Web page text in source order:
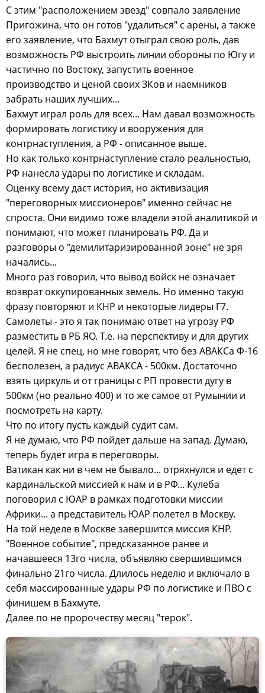
С этим "расположением звезд" совпало заявление
Пригожина, что он готов "удалиться" с арены, а также
его заявление, что Бахмут отыграл свою роль, дав
возможность РФ выстроить линии обороны по Югу и
частично по Востоку, запустить военное
производство и ценой своих ЗКов и наемников
забрать наших лучших...
Бахмут играл роль для всех... Нам давал возможность
формировать логистику и вооружения для
контрнаступления, а РФ - описанное выше.
Но как только контрнаступление стало реальностью,
РФ нанесла удары по логистике и складам.
Оценку всему даст история, но активизация
"переговорных миссионеров" именно сейчас не
спроста. Они видимо тоже владели этой аналитикой и
понимают, что может планировать РФ. Да и
разговоры о "демилитаризированной зоне" не зря
начались...
Много раз говорил, что вывод войск не означает
возврат оккупированных земель. Но именно такую
фразу повторяют и КНР и некоторые лидеры Г7.
Самолеты - это я так понимаю ответ на угрозу РФ
разместить в РБ ЯО. Т.е. на перспективу и для других
целей. Я не спец, но мне говорят, что без АВАКСа Ф-16
бесполезен, а радиус АВАКСА - 500км. Достаточно
взять циркуль и от границы с РП провести дугу в
500км (но реально 400) и то же самое от Румынии и
посмотреть на карту.
Что по итогу пусть каждый судит сам.
Я не думаю, что РФ пойдет дальше на запад. Думаю,
теперь будет игра в переговоры.
Ватикан как ни в чем не бывало... отряхнулся и едет с
кардинальской миссией к нам и в РФ... Кулеба
поговорил с ЮАР в рамках подготовки миссии
Африки... а представитель ЮАР полетел в Москву.
На той неделе в Москве завершится миссия КНР.
"Военное событие", предсказанное ранее и
начавшееся 13го числа, объявляю свершившимся
финально 21го числа. Длилось неделю и включало в
себя массированные удары РФ по логистике и ПВО с
финишем в Бахмуте.
Далее по не пророчеству месяц "терок".